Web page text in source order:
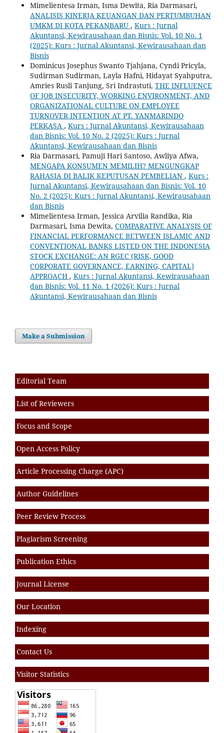
Mimelientesa Irman, Isma Dewita, Ria Darmasari,
ANALISIS KINERJA KEUANGAN DAN PERTUMBUHAN
UMKM DI KOTA PEKANBARU , Kurs : Jurnal
Akuntansi, Kewirausahaan dan Bisnis: Vol. 10 No. 1
(2025): Kurs : Jurnal Akuntansi, Kewirausahaan dan
Bisnis
Dominicus Josephus Swanto Tjahjana, Cyndi Pricyla,
Sudirman Sudirman, Layla Hafni, Hidayat Syahputra,
Amries Rusli Tanjung, Sri Indrastuti, THE INFLUENCE
OF JOB INSECURITY, WORKING ENVIRONMENT, AND
ORGANIZATIONAL CULTURE ON EMPLOYEE
TURNOVER INTENTION AT PT. YANMARINDO
PERKASA , Kurs : Jurnal Akuntansi, Kewirausahaan
dan Bisnis: Vol. 10 No. 2 (2025): Kurs : Jurnal
Akuntansi, Kewirausahaan dan Bisnis
Ria Darmasari, Pamuji Hari Santoso, Awliya Afwa,
MENGAPA KONSUMEN MEMILIH? MENGUNGKAP
RAHASIA DI BALIK KEPUTUSAN PEMBELIAN , Kurs :
Jurnal Akuntansi, Kewirausahaan dan Bisnis: Vol. 10
No. 2 (2025): Kurs : Jurnal Akuntansi, Kewirausahaan
dan Bisnis
Mimelientesa Irman, Jessica Arvilia Randika, Ria
Darmasari, Isma Dewita, COMPARATIVE ANALYSIS OF
FINANCIAL PERFORMANCE BETWEEN ISLAMIC AND
CONVENTIONAL BANKS LISTED ON THE INDONESIA
STOCK EXCHANGE: AN RGEC (RISK, GOOD
CORPORATE GOVERNANCE, EARNING, CAPITAL)
APPROACH , Kurs : Jurnal Akuntansi, Kewirausahaan
dan Bisnis: Vol. 11 No. 1 (2026): Kurs : Jurnal
Akuntansi, Kewirausahaan dan Bisnis
Make a Submission
Editorial Team
List of Reviewers
Focus and Scope
Open Access Policy
Article Processing Charge (APC)
Author Guidelines
Peer Review Process
Plagiarism Screening
Publication Ethics
Journal License
Our Location
Indexing
Contact Us
Visitor Statistics